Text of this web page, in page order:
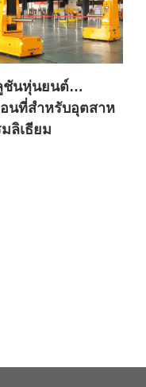
และแบรนด์รถยนต์
ระวัติยาวนานนับ
รรษ?
ชันหุ่นยนต์
อนที่สำหรับอุตสาห
ลิเธียม